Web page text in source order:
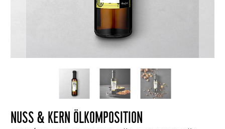
NUSS & KERN ÖLKOMPOSITION